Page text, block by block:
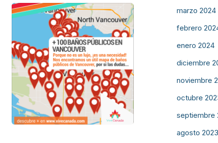
marzo 2024
febrero
enero 2024
diciembre
noviembre
octubre
septiembre
agosto 2023